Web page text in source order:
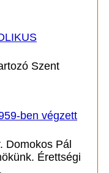
Szent
ben végzett
Domokos Pál
Érettségi